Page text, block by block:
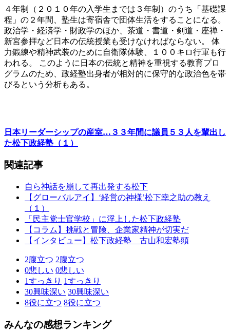
４年制（２０１０年の入学生までは３年制）のうち「基礎課
程」の２年間、塾生は寄宿舎で団体生活をすることになる。
政治学・経済学・財政学のほか、茶道・書道・剣道・座禅・
新宮参拝など日本の伝統授業も受けなければならない。 体
力鍛練や精神武装のために自衛隊体験、１００キロ行軍も行
われる。 このように日本の伝統と精神を重視する教育プロ
グラムのため、政経塾出身者が相対的に保守的な政治色を帯
びるという分析もある。
日本リーダーシップの産室…３３年間に議員５３人を輩出し
た松下政経塾（１）
関連記事
自ら神話を崩して再出発する松下
【グローバルアイ】‘経営の神様’松下幸之助の教え
（１）
「民主党士官学校」に浮上した松下政経塾
【コラム】挑戦と冒険、企業家精神が切実だ
【インタビュー】松下政経塾 古山和宏塾頭
2腹立つ 2腹立つ
0悲しい 0悲しい
1すっきり 1すっきり
30興味深い 30興味深い
8役に立つ 8役に立つ
みんなの感想ランキング